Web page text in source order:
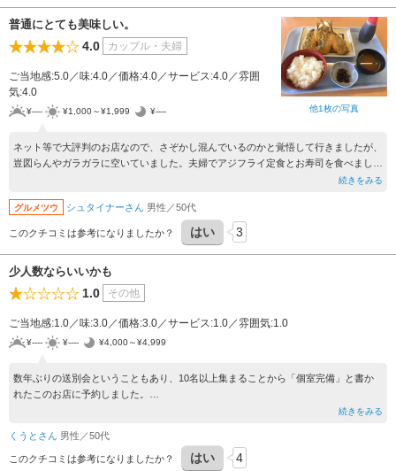
他1枚の写真
普通にとても美味しい。
4.0 カップル・夫婦
ご当地感:5.0／味:4.0／価格:4.0／サービス:4.0／雰囲
気:4.0
¥---- ¥1,000～¥1,999 ¥----
ネット等で大評判のお店なので、さぞかし混んでいるのかと覚悟して行きましたが、
豈図らんやガラガラに空いていました。夫婦でアジフライ定食とお寿司を食べました
続きをみる
グルメツウ シュタイナーさん 男性／50代
このクチコミは参考になりましたか？ はい 3
少人数ならいいかも
1.0 その他
ご当地感:1.0／味:3.0／価格:3.0／サービス:1.0／雰囲気:1.0
¥---- ¥---- ¥4,000～¥4,999
数年ぶりの送別会ということもあり、10名以上集まることから「個室完備」と書か
れたこのお店に予約しました。
まず、19時30分からの予約でしたが、その時間まで「他のお客様がまだいるので」
入店後びっくりしたのが、個室ではなく、仕切りも何もないテーブル席、始まってか
らは、料理はくるけどビールはこない、きてもぬるい……
続きをみる
くうとさん 男性／50代
このクチコミは参考になりましたか？ はい 4